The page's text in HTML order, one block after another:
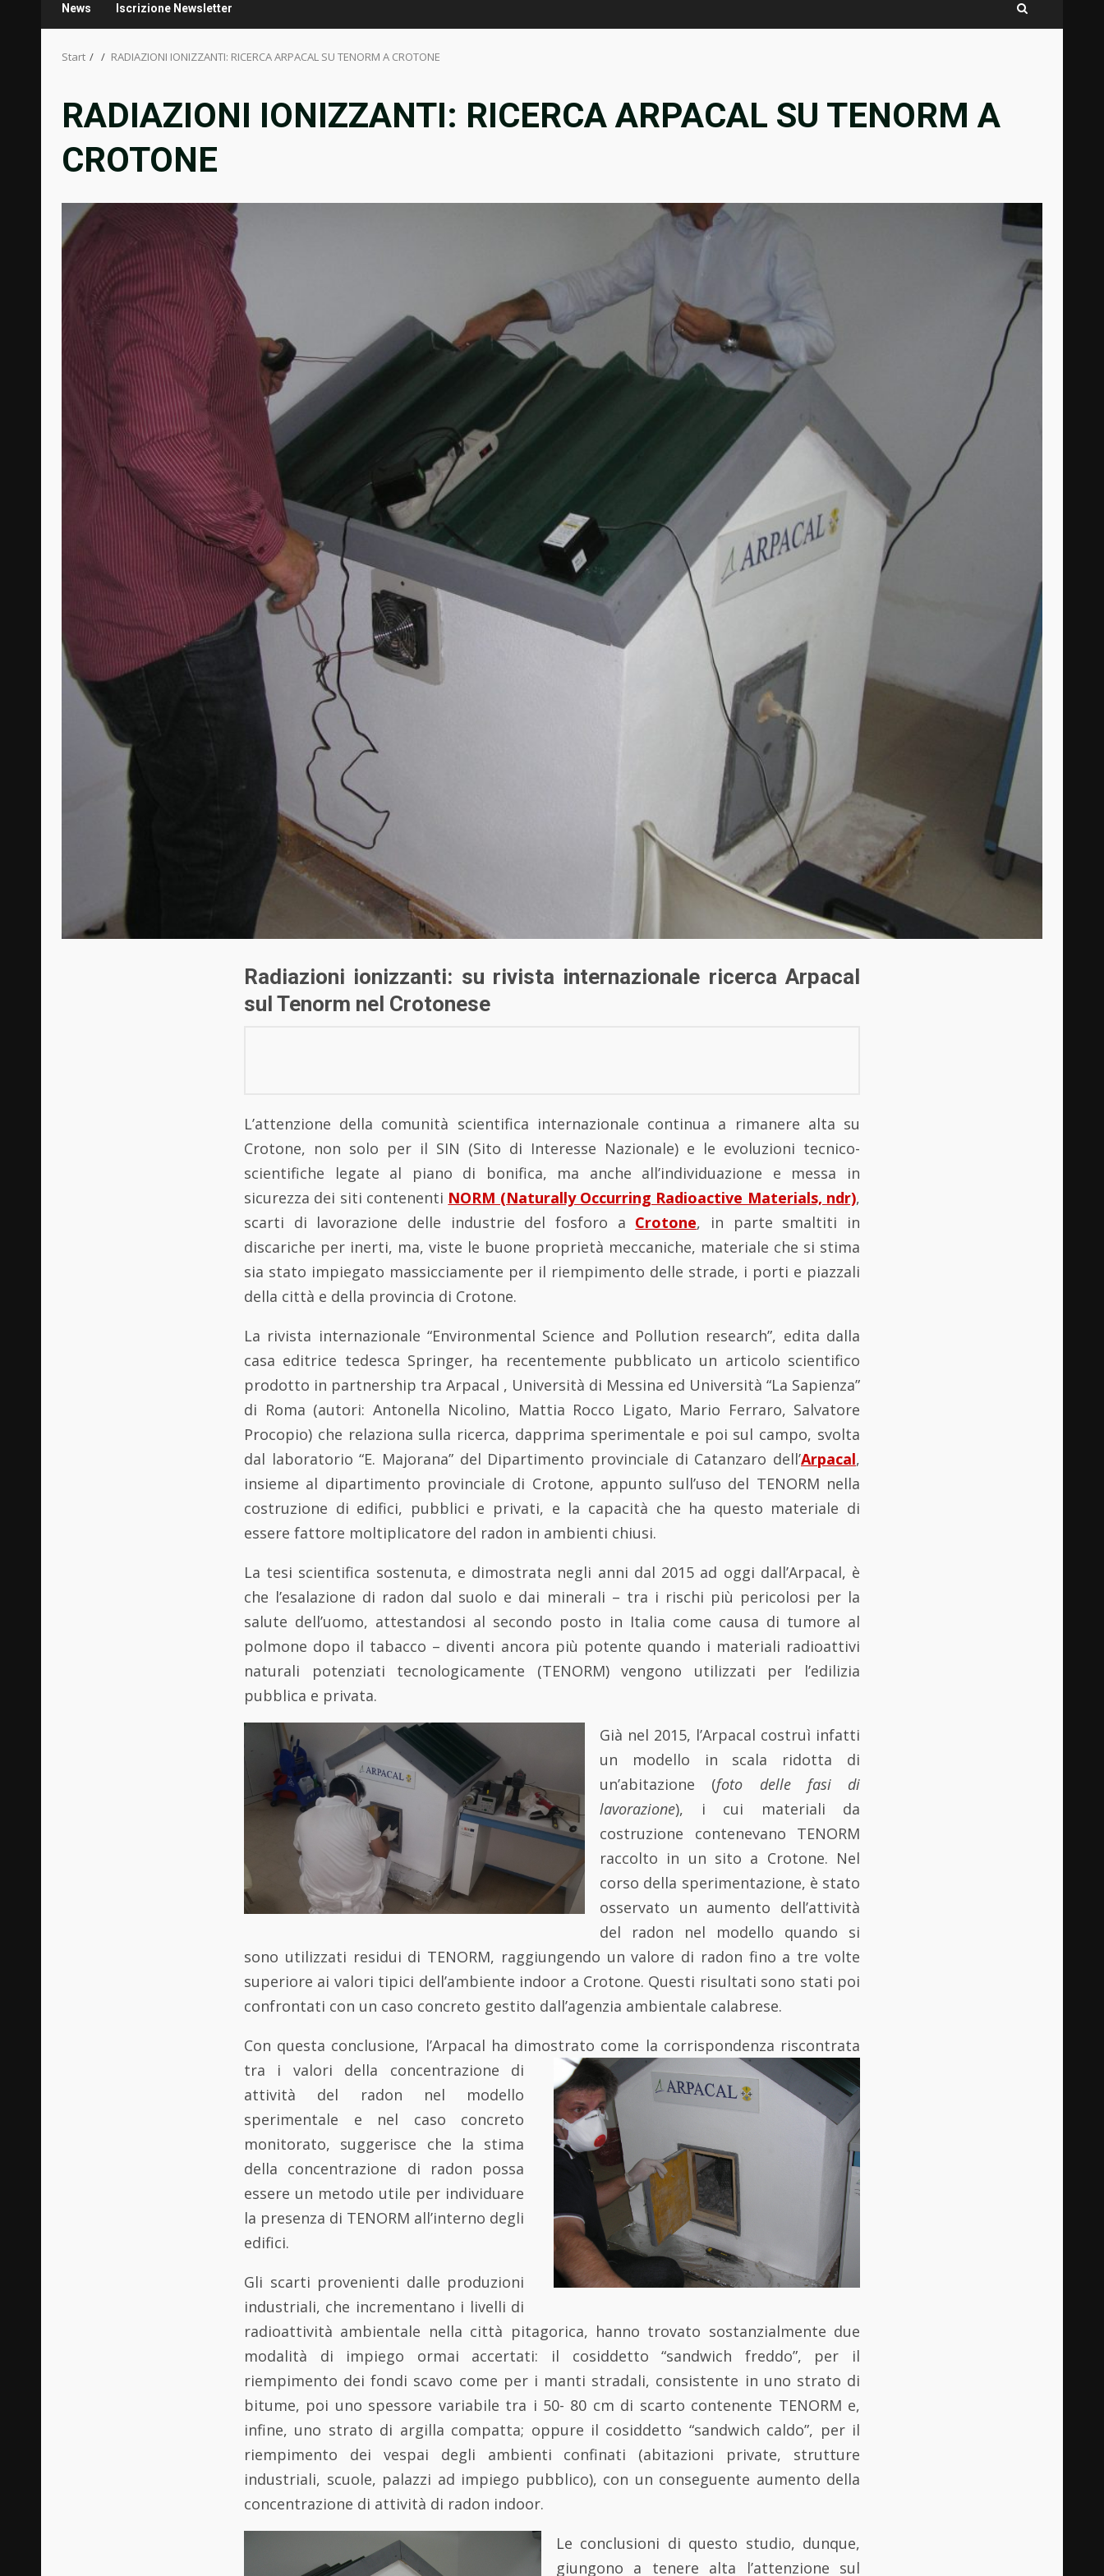
News Iscrizione Newsletter
Start RADIAZIONI IONIZZANTI: RICERCA ARPACAL SU TENORM A CROTONE
RADIAZIONI IONIZZANTI: RICERCA ARPACAL SU TENORM A
CROTONE
Radiazioni ionizzanti: su rivista internazionale ricerca Arpacal
sul Tenorm nel Crotonese
L’attenzione della comunità scientifica internazionale continua a rimanere alta su
Crotone, non solo per il SIN (Sito di Interesse Nazionale) e le evoluzioni tecnico-
scientifiche legate al piano di bonifica, ma anche all’individuazione e messa in
sicurezza dei siti contenenti NORM (Naturally Occurring Radioactive Materials, ndr),
scarti di lavorazione delle industrie del fosforo a Crotone, in parte smaltiti in
discariche per inerti, ma, viste le buone proprietà meccaniche, materiale che si stima
sia stato impiegato massicciamente per il riempimento delle strade, i porti e piazzali
della città e della provincia di Crotone.
La rivista internazionale “Environmental Science and Pollution research”, edita dalla
casa editrice tedesca Springer, ha recentemente pubblicato un articolo scientifico
prodotto in partnership tra Arpacal , Università di Messina ed Università “La Sapienza”
di Roma (autori: Antonella Nicolino, Mattia Rocco Ligato, Mario Ferraro, Salvatore
Procopio) che relaziona sulla ricerca, dapprima sperimentale e poi sul campo, svolta
dal laboratorio “E. Majorana” del Dipartimento provinciale di Catanzaro dell’Arpacal,
insieme al dipartimento provinciale di Crotone, appunto sull’uso del TENORM nella
costruzione di edifici, pubblici e privati, e la capacità che ha questo materiale di
essere fattore moltiplicatore del radon in ambienti chiusi.
La tesi scientifica sostenuta, e dimostrata negli anni dal 2015 ad oggi dall’Arpacal, è
che l’esalazione di radon dal suolo e dai minerali – tra i rischi più pericolosi per la
salute dell’uomo, attestandosi al secondo posto in Italia come causa di tumore al
polmone dopo il tabacco – diventi ancora più potente quando i materiali radioattivi
naturali potenziati tecnologicamente (TENORM) vengono utilizzati per l’edilizia
pubblica e privata.
Già nel 2015, l’Arpacal costruì infatti
un modello in scala ridotta di
un’abitazione (foto delle fasi di
lavorazione), i cui materiali da
costruzione contenevano TENORM
raccolto in un sito a Crotone. Nel
corso della sperimentazione, è stato
osservato un aumento dell’attività
del radon nel modello quando si
sono utilizzati residui di TENORM, raggiungendo un valore di radon fino a tre volte
superiore ai valori tipici dell’ambiente indoor a Crotone. Questi risultati sono stati poi
confrontati con un caso concreto gestito dall’agenzia ambientale calabrese.
Con questa conclusione, l’Arpacal ha dimostrato come la corrispondenza riscontrata
tra i valori della concentrazione di
attività del radon nel modello
sperimentale e nel caso concreto
monitorato, suggerisce che la stima
della concentrazione di radon possa
essere un metodo utile per individuare
la presenza di TENORM all’interno degli
edifici.
Gli scarti provenienti dalle produzioni
industriali, che incrementano i livelli di
radioattività ambientale nella città pitagorica, hanno trovato sostanzialmente due
modalità di impiego ormai accertati: il cosiddetto “sandwich freddo”, per il
riempimento dei fondi scavo come per i manti stradali, consistente in uno strato di
bitume, poi uno spessore variabile tra i 50- 80 cm di scarto contenente TENORM e,
infine, uno strato di argilla compatta; oppure il cosiddetto “sandwich caldo”, per il
riempimento dei vespai degli ambienti confinati (abitazioni private, strutture
industriali, scuole, palazzi ad impiego pubblico), con un conseguente aumento della
concentrazione di attività di radon indoor.
Le conclusioni di questo studio, dunque,
giungono a tenere alta l’attenzione sul